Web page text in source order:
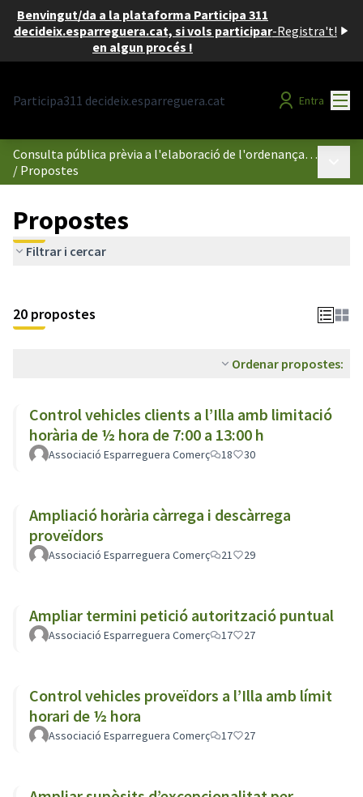
Benvingut/da a la plataforma Participa 311
decideix.esparreguera.cat, si vols participar
en algun procés !
-Registra't!
Participa311 decideix.esparreguera.cat Entra
Consulta pública prèvia a l'elaboració de l'ordenança reguladora de l'ús dels espais públics compresos dintre del perímetre de l'illa de vianants d'Esparreguera
/ Propostes
Propostes
Filtrar i cercar
20 propostes
Ordenar propostes:
Control vehicles clients a l’Illa amb limitació
horària de ½ hora de 7:00 a 13:00 h
Associació Esparreguera Comerç 18 30
Ampliació horària càrrega i descàrrega
proveïdors
Associació Esparreguera Comerç 21 29
Ampliar termini petició autorització puntual
Associació Esparreguera Comerç 17 27
Control vehicles proveïdors a l’Illa amb límit
horari de ½ hora
Associació Esparreguera Comerç 17 27